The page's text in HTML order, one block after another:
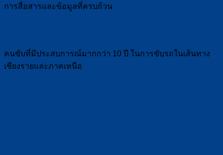
การสื่อสารและข้อมูลที่ครบถ้วน
คนขับที่มีประสบการณ์มากกว่า 10 ปี ในการขับรถในเส้นทาง
เชียงรายและภาคเหนือ